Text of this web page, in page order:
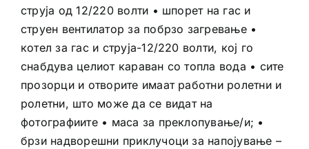
струја од 12/220 волти • шпорет на гас и
струен вентилатор за побрзо загревање •
котел за гас и струја-12/220 волти, кој го
снабдува целиот караван со топла вода • сите
прозорци и отворите имаат работни ролетни и
ролетни, што може да се видат на
фотографиите • маса за преклопување/и; •
брзи надворешни приклучоци за напојување –